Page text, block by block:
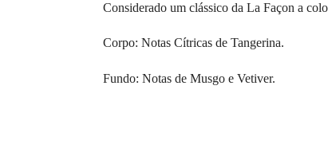
Considerado um clássico da La Façon a
Corpo: Notas Cítricas de Tangerina.
Fundo: Notas de Musgo e Vetiver.